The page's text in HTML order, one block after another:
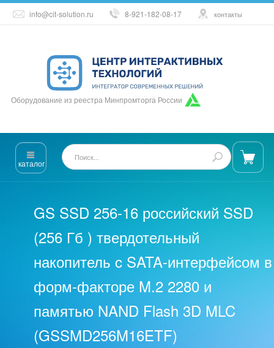
info@cit-solution.ru 8-921-182-08-17 контакты
Оборудование из реестра Минпромторга России
каталог
GS SSD 256-16 российский SSD
(256 Гб ) твердотельный
накопитель c SATA-интерфейсом в
форм-факторе M.2 2280 и
памятью NAND Flash 3D MLC
(GSSMD256M16ETF)